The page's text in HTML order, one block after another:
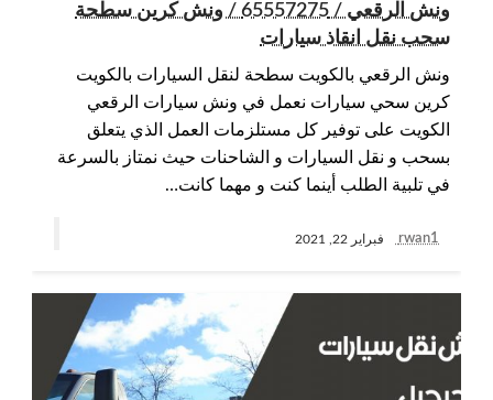
ونش الرقعي / 65557275 / ونش كرين سطحة
سحب نقل انقاذ سيارات
ونش الرقعي بالكويت سطحة لنقل السيارات بالكويت
كرين سحي سيارات نعمل في ونش سيارات الرقعي
الكويت على توفير كل مستلزمات العمل الذي يتعلق
بسحب و نقل السيارات و الشاحنات حيث نمتاز بالسرعة
في تلبية الطلب أينما كنت و مهما كانت…
rwan1 فبراير 22, 2021